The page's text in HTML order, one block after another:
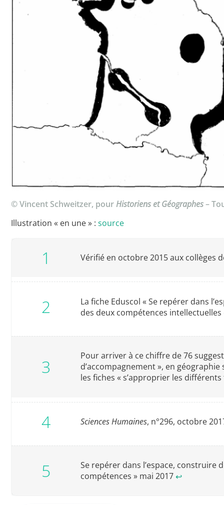
© Vincent Schweitzer, pourHistoriens et Géographes–
Illustration « en une » :source
Vérifié en octobre 2015 aux collèges
La fiche Eduscol « Se repérer dans
des deux compétences
Pour arriver à ce chiffre de 76
d’accompagnement », en
les fiches « s’approprier les
Sciences Humaines, n°296, octobre
Se repérer dans l’espace, construire
compétences » mai 2017↩︎